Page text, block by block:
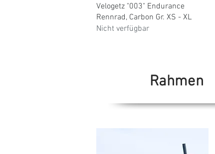
Schnellansicht
Velogetz "003" Endurance
Rennrad, Carbon Gr. XS - XL
Nicht verfügbar
Rahmen